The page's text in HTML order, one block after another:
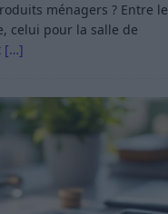
ménagers ? Entre le
celui pour la salle de
[…]